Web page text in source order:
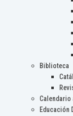
Biblioteca
Calendario
Educación